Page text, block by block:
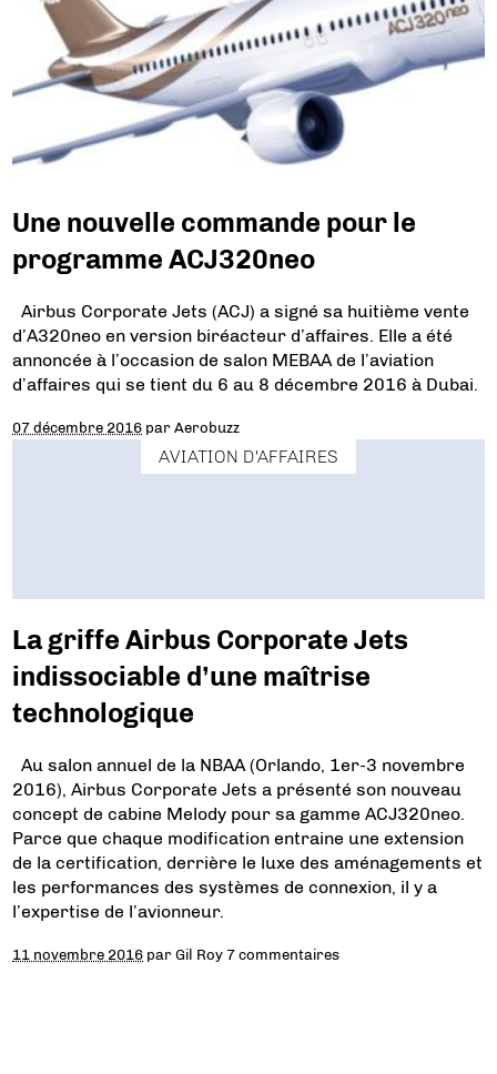
Une nouvelle commande pour le
programme ACJ320neo
Airbus Corporate Jets (ACJ) a signé sa huitième vente
d’A320neo en version biréacteur d’affaires. Elle a été
annoncée à l’occasion de salon MEBAA de l’aviation
d’affaires qui se tient du 6 au 8 décembre 2016 à Dubai.
07 décembre 2016 parAerobuzz
AVIATION D'AFFAIRES
La griffe Airbus Corporate Jets
indissociable d’une maîtrise
technologique
Au salon annuel de la NBAA (Orlando, 1er-3 novembre
2016), Airbus Corporate Jets a présenté son nouveau
concept de cabine Melody pour sa gamme ACJ320neo.
Parce que chaque modification entraine une extension
de la certification, derrière le luxe des aménagements et
les performances des systèmes de connexion, il y a
l’expertise de l’avionneur.
11 novembre 2016 parGil Roy 7 commentaires